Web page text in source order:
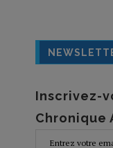
Inscrivez-
Chronique